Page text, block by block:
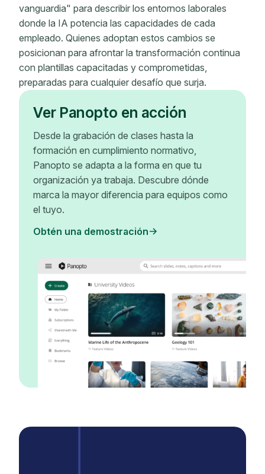
vanguardia" para describir los entornos laborales
donde la IA potencia las capacidades de cada
empleado. Quienes adoptan estos cambios se
posicionan para afrontar la transformación continua
con plantillas capacitadas y comprometidas,
preparadas para cualquier desafío que surja.
Ver Panopto en acción
Desde la grabación de clases hasta la
formación en cumplimiento normativo,
Panopto se adapta a la forma en que tu
organización ya trabaja. Descubre dónde
marca la mayor diferencia para equipos como
el tuyo.
Obtén una demostración